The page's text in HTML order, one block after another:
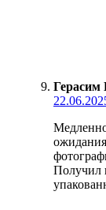
Герасим
Получил